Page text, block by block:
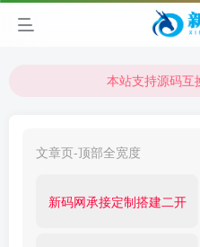
本站支持源码互
本站支持源码互
文章页-顶部全宽度
新码网承接定制搭建二开